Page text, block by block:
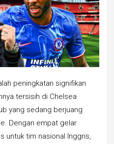
peningkatan signifikan
tersisih di Chelsea
yang sedang berjuang
Dengan empat gelar
untuk tim nasional Inggris,